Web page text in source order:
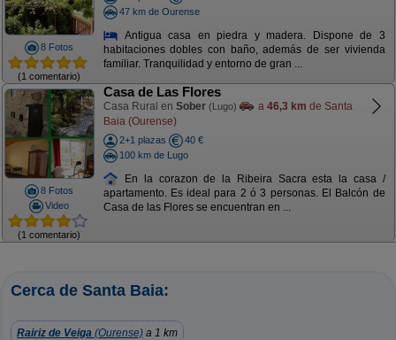
8 Fotos
(1 comentario)
47 km de Ourense
Antigua casa en piedra y madera. Dispone de 3
habitaciones dobles con baño, además de ser vivienda
familiar. Tranquilidad y entorno de gran ...
8 Fotos
Video
(1 comentario)
Casa de Las Flores
Casa Rural en Sober (Lugo) a 46,3 km de Santa
Baia (Ourense)
2+1 plazas
40 €
100 km de Lugo
En la corazon de la Ribeira Sacra esta la casa /
apartamento. Es ideal para 2 ó 3 personas. El Balcón de
Casa de las Flores se encuentran en ...
Cerca de Santa Baia:
Rairiz de Veiga (Ourense) a 1 km